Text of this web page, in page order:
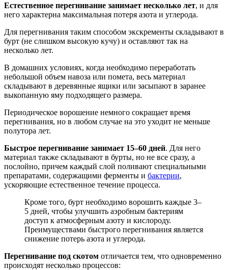
Естественное перегнивание занимает несколько лет, и для
него характерна максимальная потеря азота и углерода.
Для перегнивания таким способом экскременты складывают в
бурт (не слишком высокую кучу) и оставляют так на
несколько лет.
В домашних условиях, когда необходимо переработать
небольшой объем навоза или помета, весь материал
складывают в деревянные ящики или засыпают в заранее
выкопанную яму подходящего размера.
Периодическое ворошение немного сокращает время
перегнивания, но в любом случае на это уходит не меньше
полутора лет.
Быстрое перегнивание занимает 15–60 дней. Для него
материал также складывают в бурты, но не все сразу, а
послойно, причем каждый слой поливают специальными
препаратами, содержащими ферменты и бактерии,
ускоряющие естественное течение процесса.
Кроме того, бурт необходимо ворошить каждые 3–
5 дней, чтобы улучшить аэробным бактериям
доступ к атмосферным азоту и кислороду.
Преимуществами быстрого перегнивания является
снижение потерь азота и углерода.
Перегнивание под скотом отличается тем, что одновременно
происходят несколько процессов: